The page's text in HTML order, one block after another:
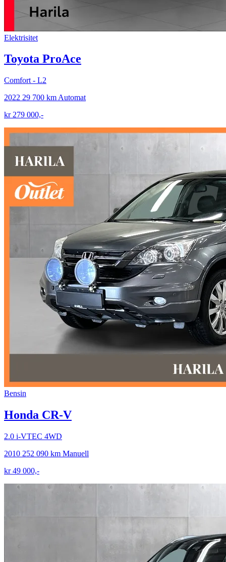
Elektrisitet
Toyota ProAce
Comfort - L2
2022 29 700 km Automat
kr 279 000,-
Bensin
Honda CR-V
2.0 i-VTEC 4WD
2010 252 090 km Manuell
kr 49 000,-